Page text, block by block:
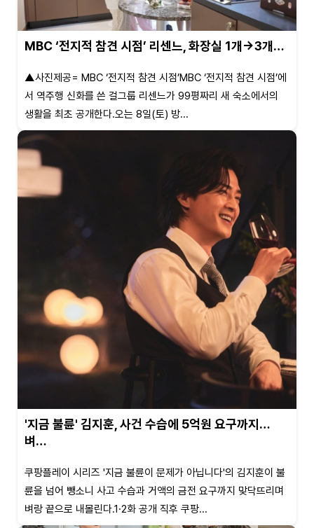
MBC ‘전지적 참견 시점’ 리센느, 화장실 1개→3개…
▲사진제공= MBC ‘전지적 참견 시점’MBC ‘전지적 참견 시점’에
서 역주행 신화를 쓴 걸그룹 리센느가 99평짜리 새 숙소에서의
생활을 최초 공개한다.오는 8일(토) 방...
'지금 불륜' 김지훈, 사건 수습에 5억원 요구까지…
벼…
쿠팡플레이 시리즈 '지금 불륜이 문제가 아닙니다'의 김지훈이 불
륜을 넘어 뺑소니 사고 수습과 거액의 금전 요구까지 맞닥뜨리며
벼랑 끝으로 내몰린다.1·2화 공개 직후 쿠팡...